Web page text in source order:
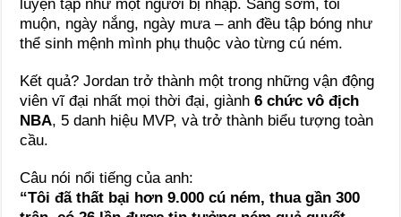
luyện tập như một người bị nhập. Sáng sớm, tối
muộn, ngày nắng, ngày mưa – anh đều tập bóng như
thể sinh mệnh mình phụ thuộc vào từng cú ném.
Kết quả? Jordan trở thành một trong những vận động
viên vĩ đại nhất mọi thời đại, giành6 chức vô địch
NBA, 5 danh hiệu MVP, và trở thành biểu tượng toàn
cầu.
Câu nói nổi tiếng của anh:
“Tôi đã thất bại hơn 9.000 cú ném, thua gần 300